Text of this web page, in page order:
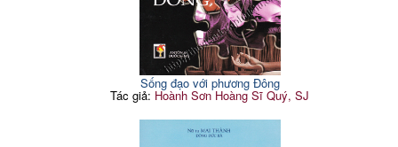
Sống đạo với phương Đông
Tác giả: Hoành Sơn Hoàng Sĩ Quý, SJ